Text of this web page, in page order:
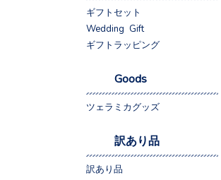
ギフトセット
Wedding Gift
ギフトラッピング
Goods
ツェラミカグッズ
訳あり品
訳あり品